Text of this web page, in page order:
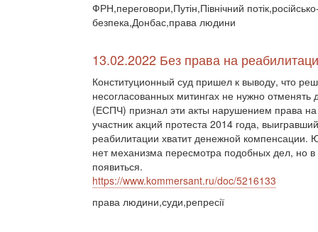
ФРН,переговори,Путін,Північний
безпека,Донбас,права людини
13.02.2022 Без права на
Конституционный суд пришел к выводу, что
несогласованных митингах не нужно
(ЕСПЧ) признал эти акты нарушением права
участник акций протеста 2014 года,
реабилитации хватит денежной компенсации.
нет механизма пересмотра подобных дел, но
появиться.
https://www.kommersant.ru/doc/5216133
права людини,суди,репресії